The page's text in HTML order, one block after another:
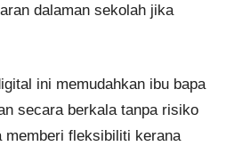
dalaman sekolah jika
ini memudahkan ibu bapa
secara berkala tanpa risiko
memberi fleksibiliti kerana